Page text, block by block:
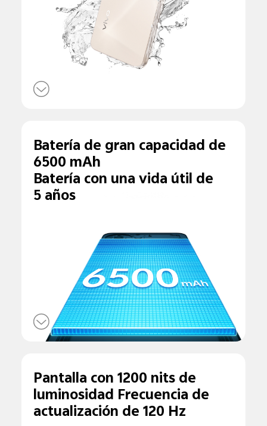
Pantalla con 1200 nits de
luminosidad Frecuencia de
actualización de 120 Hz
Batería de gran capacidad de
6500 mAh
Batería con una vida útil de
5 años